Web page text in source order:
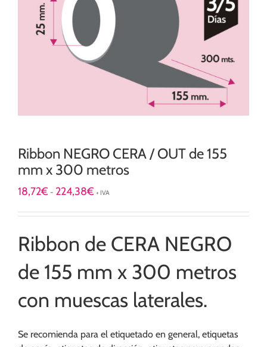
Ribbon NEGRO CERA / OUT de 155
mm x 300 metros
18,72€ - 224,38€Rango
precios:
18,72€
hasta
+ IVA
Ribbon de CERA NEGRO
de 155 mm x 300 metros
con muescas laterales.
Se recomienda para el etiquetado en general, etiquetas